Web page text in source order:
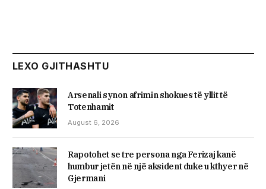
LEXO GJITHASHTU
Arsenali synon afrimin shokues të yllit të
Totenhamit
August 6, 2026
Rapotohet se tre persona nga Ferizaj kanë
humbur jetën në një aksident duke u kthyer në
Gjermani